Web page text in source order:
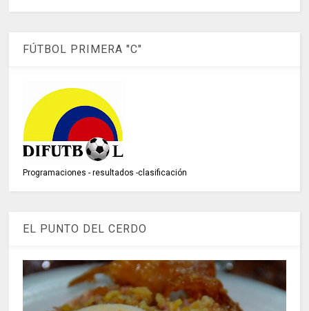
FÚTBOL PRIMERA "C"
Programaciones - resultados -clasificación
EL PUNTO DEL CERDO